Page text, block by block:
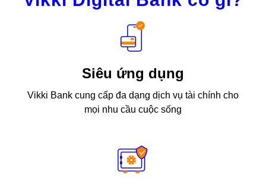
Siêu ứng dụng
Vikki Bank cung cấp đa dạng dịch vụ tài chính cho
mọi nhu cầu cuộc sống